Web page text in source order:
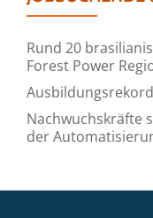
Rund 20
Forest Power
Nachwuchskräfte
der